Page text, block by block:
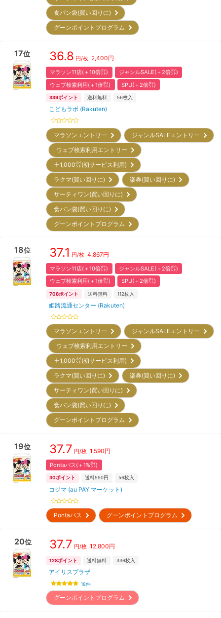
食パン袋(買い回りに)
グーンポイントプログラム
17位 36.8 円/枚 2,400円
マラソン11店(＋10倍㌽)
ジャンルSALE(＋2倍㌽)
ウェブ検索利用(＋1倍㌽)
SPU(＋2倍㌽)
339ポイント 送料無料 56枚入
こどもラボ (Rakuten)
マラソンエントリー
ジャンルSALEエントリー
ウェブ検索利用エントリー
＋1,000㌽(初サービス利用)
ラクマ(買い回りに)
楽券(買い回りに)
サーティワン(買い回りに)
食パン袋(買い回りに)
グーンポイントプログラム
18位 37.1 円/枚 4,867円
マラソン11店(＋10倍㌽)
ジャンルSALE(＋2倍㌽)
ウェブ検索利用(＋1倍㌽)
SPU(＋2倍㌽)
708ポイント 送料無料 112枚入
姫路流通センター (Rakuten)
マラソンエントリー
ジャンルSALEエントリー
ウェブ検索利用エントリー
＋1,000㌽(初サービス利用)
ラクマ(買い回りに)
楽券(買い回りに)
サーティワン(買い回りに)
食パン袋(買い回りに)
グーンポイントプログラム
19位 37.7 円/枚 1,590円
Pontaパス(＋1%㌽)
30ポイント 送料550円 56枚入
コジマ (au PAY マーケット)
Pontaパス グーンポイントプログラム
20位 37.7 円/枚 12,800円
128ポイント 送料無料 336枚入
アイリスプラザ
18件
グーンポイントプログラム